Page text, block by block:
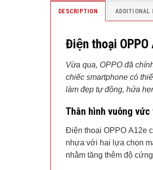
DESCRIPTION ADDITIONAL
Điện thoại
Vừa qua, OPPO đã
chiếc smartphone có
làm đẹp tự động, hứa
Thân hình vuông
Điện thoại OPPO A12e
nhựa với hai lựa chọn
nhằm tăng thêm độ